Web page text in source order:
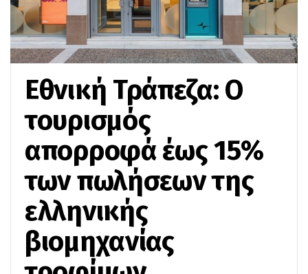
Εθνική Τράπεζα: Ο
τουρισμός
απορροφά έως 15%
των πωλήσεων της
ελληνικής
βιομηχανίας